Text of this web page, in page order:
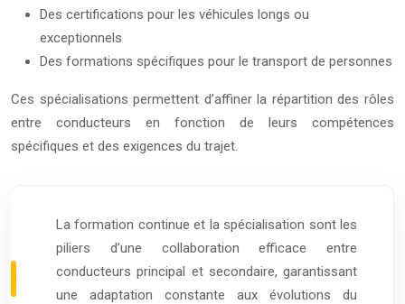
Des certifications pour les véhicules longs ou
exceptionnels
Des formations spécifiques pour le transport de personnes
Ces spécialisations permettent d’affiner la répartition des rôles
entre conducteurs en fonction de leurs compétences
spécifiques et des exigences du trajet.
La formation continue et la spécialisation sont les
piliers d’une collaboration efficace entre
conducteurs principal et secondaire, garantissant
une adaptation constante aux évolutions du